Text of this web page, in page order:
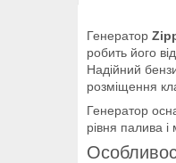
Генератор
робить його
Надійний
розміщення
Генератор
рівня палива